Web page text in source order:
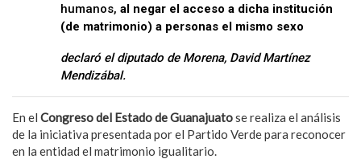
humanos, al negar el acceso a dicha institución
(de matrimonio) a personas el mismo sexo
declaró el diputado de Morena, David Martínez
Mendizábal.
En el Congreso del Estado de Guanajuatose realiza el análisis
de la iniciativa presentada por el Partido Verde para reconocer
en la entidad el matrimonio igualitario.